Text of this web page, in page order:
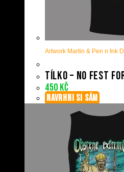
Artwork Martin & Pen n Ink
Tílko – No Fest
450 Kč
NAVRHNI SI SÁM